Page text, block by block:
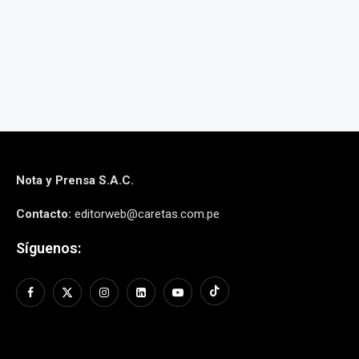
Nota y Prensa S.A.C.
Contacto: editorweb@caretas.com.pe
Síguenos: